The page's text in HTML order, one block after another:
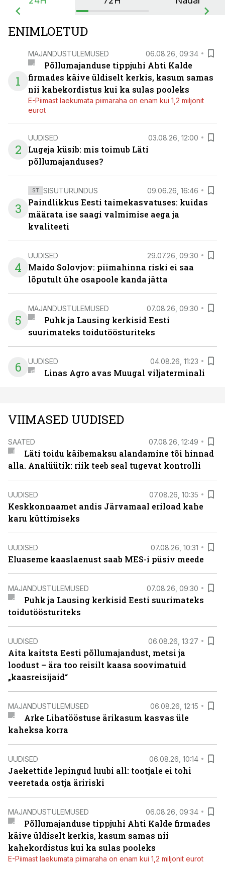
ENIMLOETUD
1
MAJANDUSTULEMUSED 06.08.26, 09:34
Põllumajanduse tippjuhi Ahti Kalde
firmades käive üldiselt kerkis, kasum samas
nii kahekordistus kui ka sulas pooleks
E-Piimast laekumata piimaraha on enam kui 1,2 miljonit
eurot
2
UUDISED 03.08.26, 12:00
Lugeja küsib: mis toimub Läti
põllumajanduses?
3
ST SISUTURUNDUS 09.06.26, 16:46
Paindlikkus Eesti taimekasvatuses: kuidas
määrata ise saagi valmimise aega ja
kvaliteeti
4
UUDISED 29.07.26, 09:30
Maido Solovjov: piimahinna riski ei saa
lõputult ühe osapoole kanda jätta
5
MAJANDUSTULEMUSED 07.08.26, 09:30
Puhk ja Lausing kerkisid Eesti
suurimateks toidutöösturiteks
6 UUDISED 04.08.26, 11:23
Linas Agro avas Muugal viljaterminali
VIIMASED UUDISED
SAATED 07.08.26, 12:49
Läti toidu käibemaksu alandamine tõi hinnad
alla. Analüütik: riik teeb seal tugevat kontrolli
UUDISED 07.08.26, 10:35
Keskkonnaamet andis Järvamaal eriload kahe
karu küttimiseks
UUDISED 07.08.26, 10:31
Eluaseme kaaslaenust saab MES-i püsiv meede
MAJANDUSTULEMUSED 07.08.26, 09:30
Puhk ja Lausing kerkisid Eesti suurimateks
toidutöösturiteks
UUDISED 06.08.26, 13:27
Aita kaitsta Eesti põllumajandust, metsi ja
loodust – ära too reisilt kaasa soovimatuid
„kaasreisijaid“
MAJANDUSTULEMUSED 06.08.26, 12:15
Arke Lihatööstuse ärikasum kasvas üle
kaheksa korra
UUDISED 06.08.26, 10:14
Jaekettide lepingud luubi all: tootjale ei tohi
veeretada ostja äririski
MAJANDUSTULEMUSED 06.08.26, 09:34
Põllumajanduse tippjuhi Ahti Kalde firmades
käive üldiselt kerkis, kasum samas nii
kahekordistus kui ka sulas pooleks
E-Piimast laekumata piimaraha on enam kui 1,2 miljonit eurot